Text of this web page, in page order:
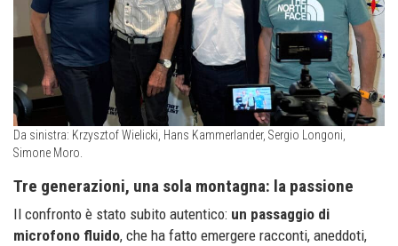
Da sinistra: Krzysztof Wielicki, Hans Kammerlander, Sergio Longoni,
Simone Moro.
Tre generazioni, una sola montagna: la passione
Il confronto è stato subito autentico: un passaggio di
microfono fluido, che ha fatto emergere racconti, aneddoti,